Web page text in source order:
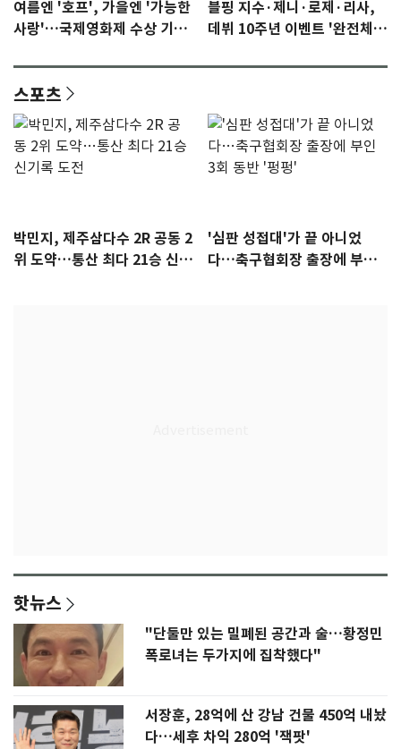
여름엔 '호프', 가을엔 '가능한
사랑'…국제영화제 수상 기대
블핑 지수·제니·로제·리사,
데뷔 10주년 이벤트 '완전체'
스포츠
박민지, 제주삼다수 2R 공동 2
위 도약…통산 최다 21승 신기
'심판 성접대'가 끝 아니었
다…축구협회장 출장에 부인
핫뉴스
"단둘만 있는 밀폐된 공간과 술…황정민
폭로녀는 두가지에 집착했다"
서장훈, 28억에 산 강남 건물 450억 내놨
다…세후 차익 280억 '잭팟'